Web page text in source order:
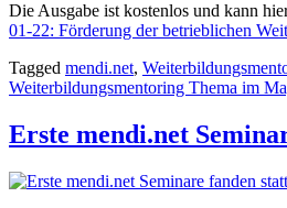
Die Ausgabe ist kostenlos und kann
01-22: Förderung der betrieblichen
Tagged mendi.net,
Weiterbildungsmentoring Thema im
Erste mendi.net